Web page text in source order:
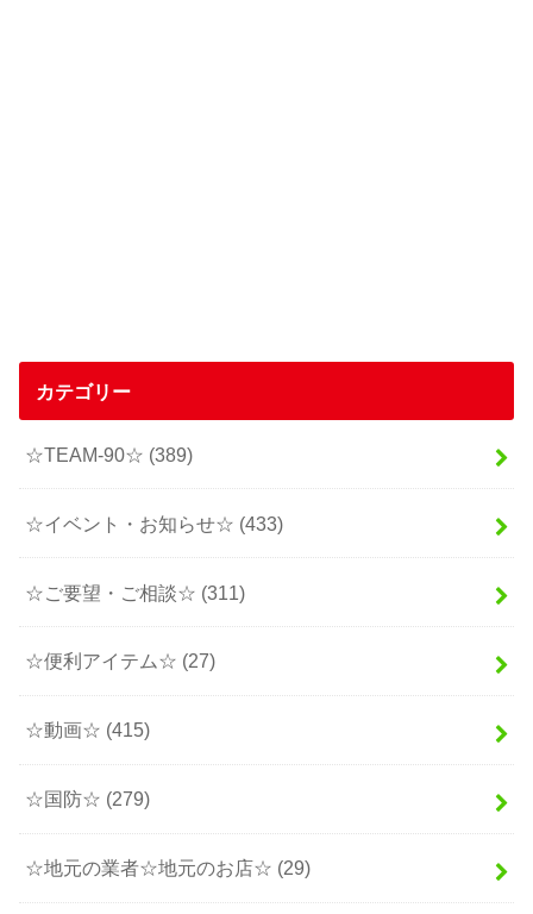
カテゴリー
☆TEAM-90☆ (389)
☆イベント・お知らせ☆ (433)
☆ご要望・ご相談☆ (311)
☆便利アイテム☆ (27)
☆動画☆ (415)
☆国防☆ (279)
☆地元の業者☆地元のお店☆ (29)